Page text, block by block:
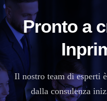
Pronto a
Il nostro team di esperti
dalla consulenza